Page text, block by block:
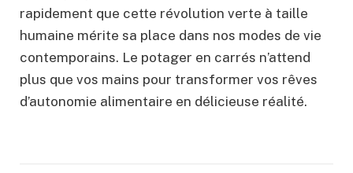
rapidement que cette révolution verte à taille
humaine mérite sa place dans nos modes de vie
contemporains. Le potager en carrés n’attend
plus que vos mains pour transformer vos rêves
d’autonomie alimentaire en délicieuse réalité.